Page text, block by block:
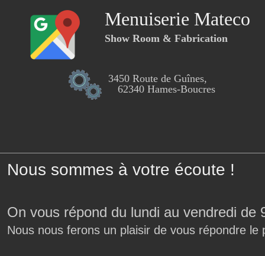
Menuiserie Mateco
Show Room & Fabrication
3450 Route de Guînes,
62340 Hames-Boucres
Nous sommes à votre écoute !
On vous répond du lundi au vendredi
Nous nous ferons un plaisir de vous répondre le